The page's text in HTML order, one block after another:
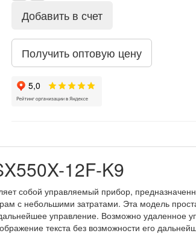
Добавить в счет
Получить оптовую цену
12F-K9
собой управляемый прибор,
с небольшими затратами. Эта модель
управление. Возможно удаленное
текста без возможности его